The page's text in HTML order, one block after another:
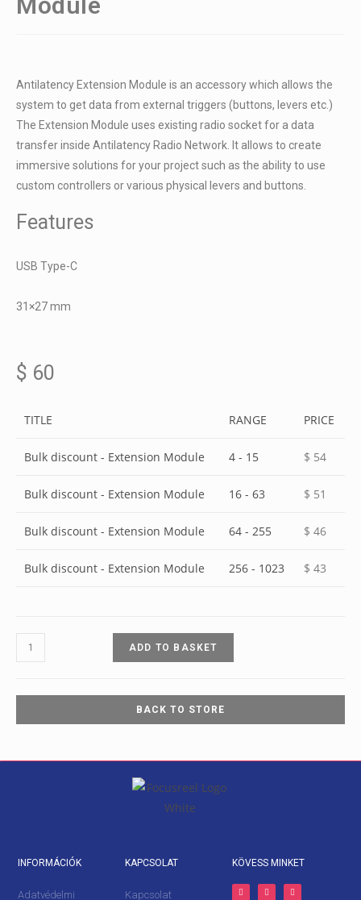
Antilatency Extension Module is an accessory which allows the
system to get data from external triggers (buttons, levers etc.)
The Extension Module uses existing radio socket for a data
transfer inside Antilatency Radio Network. It allows to create
immersive solutions for your project such as the ability to use
custom controllers or various physical levers and buttons.
Features
USB Type-C
31×27 mm
$ 60
TITLE RANGE PRICE
Bulk discount - Extension Module 4 - 15 $ 54
Bulk discount - Extension Module 16 - 63 $ 51
Bulk discount - Extension Module 64 - 255 $ 46
Bulk discount - Extension Module 256 - 1023 $ 43
ADD TO BASKET
BACK TO STORE
INFORMÁCIÓK
Adatvédelmi
KAPCSOLAT
Kapcsolat
KÖVESS MINKET